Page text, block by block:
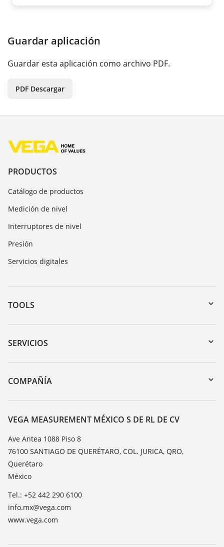
Guardar aplicación
Guardar esta aplicación como archivo PDF.
PDF Descargar
PRODUCTOS
Catálogo de productos
Medición de nivel
Interruptores de nivel
Presión
Servicios digitales
TOOLS
Zona de descarga
Búsqueda por número de serie
DTM Collection/PACTware
SERVICIOS
Devolución de instrumentos
Cursos de formacion
TeamViewer
COMPAÑÍA
Acerca de VEGA
Contacto
Notícias
Prensa
Blog
VEGA MEASUREMENT MÉXICO S DE RL DE CV
Ave Antea 1088 Piso 8
76100 SANTIAGO DE QUERÉTARO, COL. JURICA, QRO,
Querétaro
México
Tel.: +52 442 290 6100
info.mx@vega.com
www.vega.com